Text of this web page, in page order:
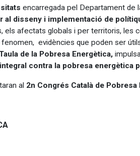
encarregada pel Departament de
al disseny i implementació de
afectats globals i per territoris, les
evidències que poden ser
de la Pobresa Energètica,
contra la pobresa energètica
al 2n Congrés Català de Pobresa